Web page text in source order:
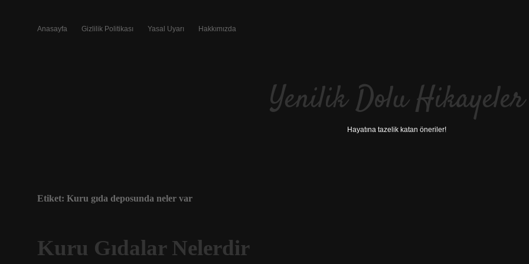
Anasayfa Gizlilik Politikası Yasal Uyarı Hakkımızda
Yenilik Dolu Hikayeler
Hayatına tazelik katan öneriler!
Etiket: Kuru gıda deposunda neler var
Kuru Gıdalar Nelerdir